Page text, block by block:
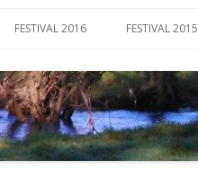
FESTIVAL 2016 FESTIVAL 2015